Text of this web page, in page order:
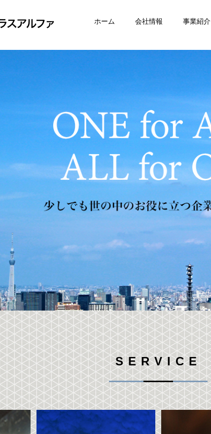
ホーム 会社情報 事業紹介
SERVICE